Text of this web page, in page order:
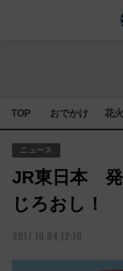
TOP おでかけ 花火
ニュース
JR東日本
じろおし！
2017.10.04 12:10